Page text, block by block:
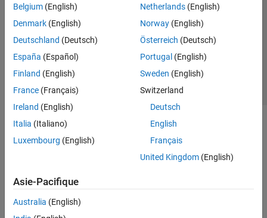
Belgium (English)
Denmark (English)
Deutschland (Deutsch)
España (Español)
Finland (English)
France (Français)
Ireland (English)
Italia (Italiano)
Luxembourg (English)
Netherlands(English)
Norway(English)
Österreich (Deutsch)
Portugal (English)
Sweden (English)
Switzerland
Deutsch
English
Français
United Kingdom(English)
Asie-Pacifique
Australia (English)
Lutte anti-piratage
Contacts locaux
© 1994-2026 The MathWorks, Inc.